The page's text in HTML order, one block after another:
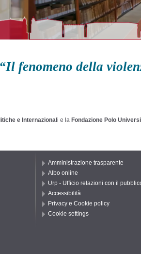
fenomeno della
e Internazionali e la Fondazione Polo
Amministrazione trasparente
Albo online
Urp - Ufficio relazioni con il
Accessibilità
Privacy e Cookie policy
Cookie settings